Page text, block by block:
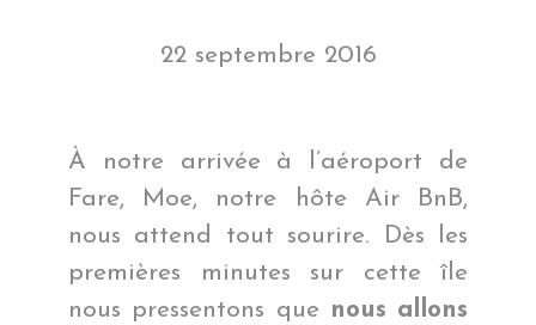
22 septembre 2016
À notre arrivée à l’aéroport de
Fare, Moe, notre hôte Air BnB,
nous attend tout sourire. Dès les
premières minutes sur cette île
nous pressentons que nous allons